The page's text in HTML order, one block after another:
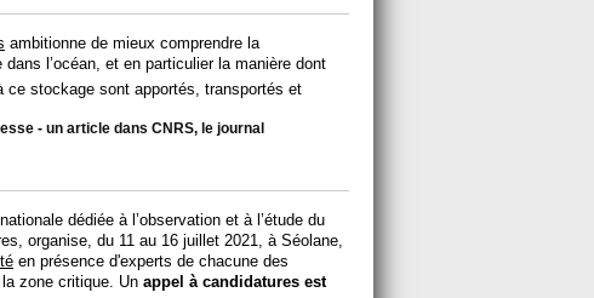
ambitionne de mieux comprendre la
dans l’océan, et en particulier la manière dont
stockage sont apportés, transportés et
- un article dans CNRS, le journal
dédiée à l’observation et à l’étude du
organise, du 11 au 16 juillet 2021, à Séolane,
en présence d'experts de chacune des
zone critique. Un appel à candidatures est